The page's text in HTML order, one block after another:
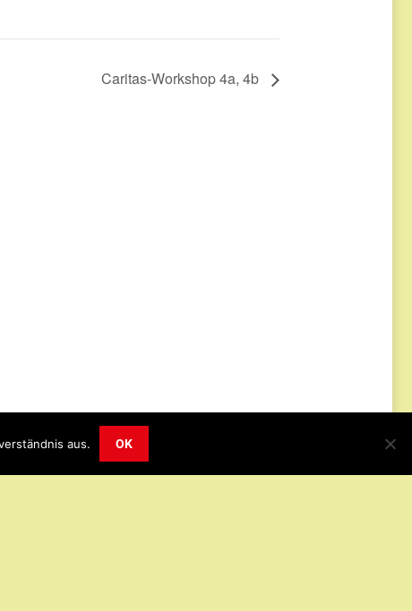
Caritas-Workshop 4a, 4b
aus. OK